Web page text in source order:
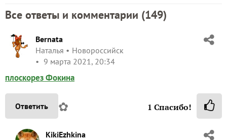
Все ответы и комментарии (149)
Bernata
Наталья
Новороссийск
9 марта 2021, 20:34
плоскорез Фокина
Ответить ✿ 1 Спасибо!
KikiEzhkina